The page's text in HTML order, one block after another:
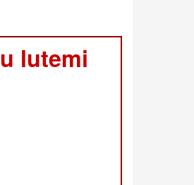
lutemi